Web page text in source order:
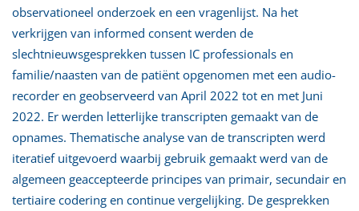
observationeel onderzoek en een vragenlijst. Na het
verkrijgen van informed consent werden de
slechtnieuwsgesprekken tussen IC professionals en
familie/naasten van de patiënt opgenomen met een audio-
recorder en geobserveerd van April 2022 tot en met Juni
2022. Er werden letterlijke transcripten gemaakt van de
opnames. Thematische analyse van de transcripten werd
iteratief uitgevoerd waarbij gebruik gemaakt werd van de
algemeen geaccepteerde principes van primair, secundair en
tertiaire codering en continue vergelijking. De gesprekken